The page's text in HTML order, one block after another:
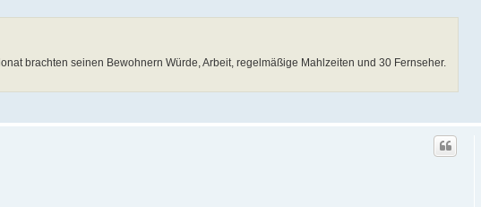
brachten seinen Bewohnern Würde, Arbeit, regelmäßige Mahlzeiten und 30 Fernseher.